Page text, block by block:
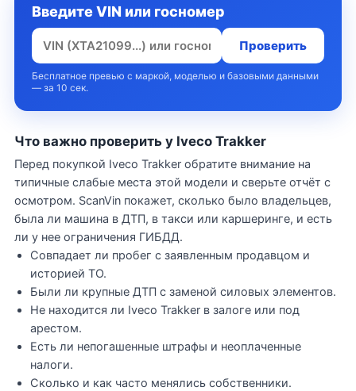
Введите VIN или госномер
Проверить
Бесплатное превью с маркой, моделью и базовыми данными
— за 10 сек.
Что важно проверить у Iveco Trakker
Перед покупкой Iveco Trakker обратите внимание на
типичные слабые места этой модели и сверьте отчёт с
осмотром. ScanVin покажет, сколько было владельцев,
была ли машина в ДТП, в такси или каршеринге, и есть
ли у нее ограничения ГИБДД.
Совпадает ли пробег с заявленным продавцом и
историей ТО.
Были ли крупные ДТП с заменой силовых элементов.
Не находится ли Iveco Trakker в залоге или под
арестом.
Есть ли непогашенные штрафы и неоплаченные
налоги.
Сколько и как часто менялись собственники.